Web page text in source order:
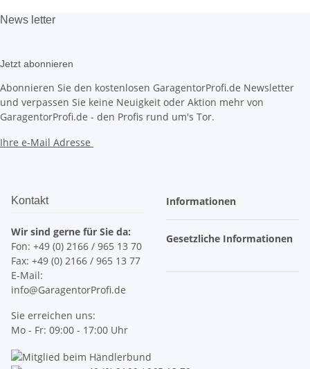
News letter
Jetzt abonnieren
Abonnieren Sie den kostenlosen GaragentorProfi.de Newsletter
und verpassen Sie keine Neuigkeit oder Aktion mehr von
GaragentorProfi.de - den Profis rund um's Tor.
Ihre e-Mail Adresse
Kontakt
Wir sind gerne für Sie da:
Fon: +49 (0) 2166 / 965 13 70
Fax: +49 (0) 2166 / 965 13 77
E-Mail:
info@GaragentorProfi.de
Sie erreichen uns:
Mo - Fr: 09:00 - 17:00 Uhr
Informationen
Gesetzliche Informationen